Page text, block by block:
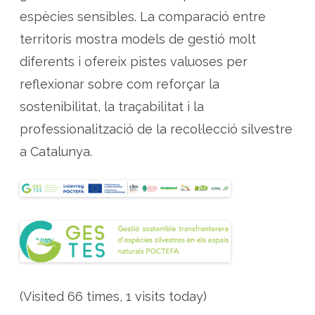
espècies sensibles. La comparació entre
territoris mostra models de gestió molt
diferents i ofereix pistes valuoses per
reflexionar sobre com reforçar la
sostenibilitat, la traçabilitat i la
professionalització de la recol·lecció silvestre
a Catalunya.
(Visited 66 times, 1 visits today)